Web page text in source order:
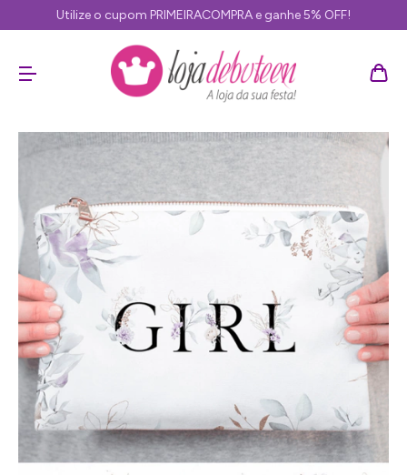
Utilize o cupom PRIMEIRACOMPRA e ganhe 5% OFF!